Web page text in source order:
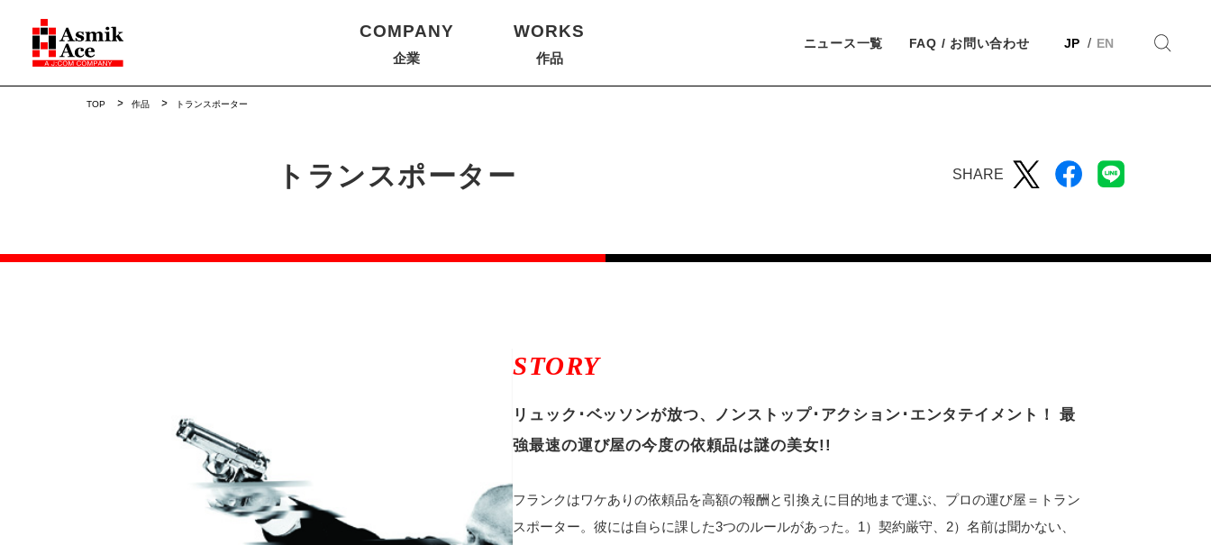
COMPANY
企業
WORKS
作品
ニュース一覧 FAQ / お問い合わせ JP EN
TOP 作品 トランスポーター
トランスポーター SHARE
STORY
リュック･ベッソンが放つ、ノンストップ･アクション･エンタテイメント！ 最
強最速の運び屋の今度の依頼品は謎の美女!!
フランクはワケありの依頼品を高額の報酬と引換えに目的地まで運ぶ、プロの運び屋＝トラン
スポーター。彼には自らに課した3つのルールがあった。1）契約厳守、2）名前は聞かない、